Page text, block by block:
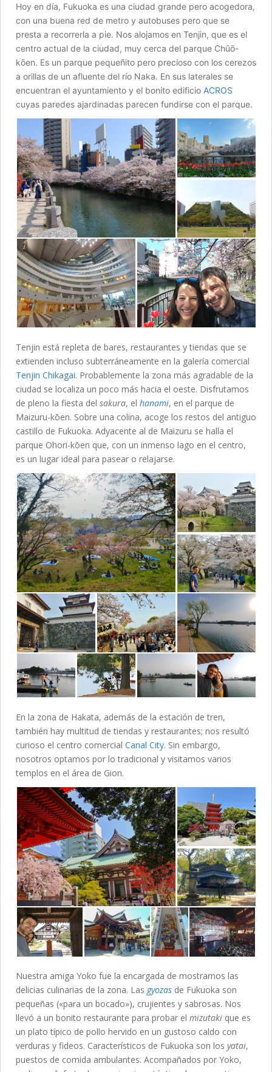
Hoy en día, Fukuoka es una ciudad grande pero acogedora,
con una buena red de metro y autobuses pero que se
presta a recorrerla a pie. Nos alojamos en Tenjin, que es el
centro actual de la ciudad, muy cerca del parque Chūō-
kōen. Es un parque pequeñito pero precioso con los cerezos
a orillas de un afluente del río Naka. En sus laterales se
encuentran el ayuntamiento y el bonito edificio ACROS
cuyas paredes ajardinadas parecen fundirse con el parque.
Tenjin está repleta de bares, restaurantes y tiendas que se
extienden incluso subterráneamente en la galería comercial
Tenjin Chikagai. Probablemente la zona más agradable de la
ciudad se localiza un poco más hacia el oeste. Disfrutamos
de pleno la fiesta del sakura, el hanami, en el parque de
Maizuru-kōen. Sobre una colina, acoge los restos del antiguo
castillo de Fukuoka. Adyacente al de Maizuru se halla el
parque Ohori-kōen que, con un inmenso lago en el centro,
es un lugar ideal para pasear o relajarse.
En la zona de Hakata, además de la estación de tren,
también hay multitud de tiendas y restaurantes; nos resultó
curioso el centro comercial Canal City. Sin embargo,
nosotros optamos por lo tradicional y visitamos varios
templos en el área de Gion.
Nuestra amiga Yoko fue la encargada de mostrarnos las
delicias culinarias de la zona. Las gyozas de Fukuoka son
pequeñas («para un bocado»), crujientes y sabrosas. Nos
llevó a un bonito restaurante para probar el mizutaki que es
un plato típico de pollo hervido en un gustoso caldo con
verduras y fideos. Característicos de Fukuoka son los yatai,
puestos de comida ambulantes. Acompañados por Yoko,